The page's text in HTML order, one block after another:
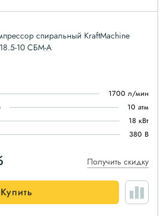
спиральный KraftMachine
10 СБМ-А
1700 л/мин
10 атм
18 кВт
380 В
Получить скидку
Купить